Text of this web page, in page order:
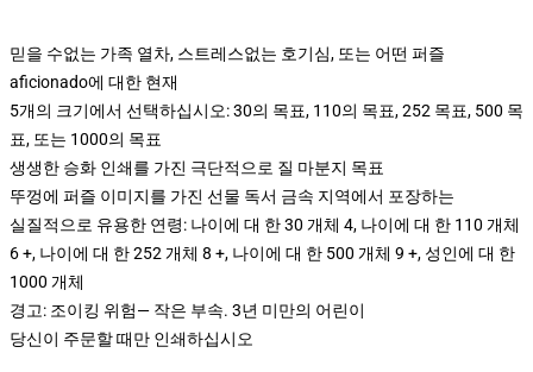
믿을 수없는 가족 열차, 스트레스없는 호기심, 또는 어떤 퍼즐
aficionado에 대한 현재
5개의 크기에서 선택하십시오: 30의 목표, 110의 목표, 252 목표, 500 목
표, 또는 1000의 목표
생생한 승화 인쇄를 가진 극단적으로 질 마분지 목표
뚜껑에 퍼즐 이미지를 가진 선물 독서 금속 지역에서 포장하는
실질적으로 유용한 연령: 나이에 대 한 30 개체 4, 나이에 대 한 110 개체
6 +, 나이에 대 한 252 개체 8 +, 나이에 대 한 500 개체 9 +, 성인에 대 한
1000 개체
경고: 조이킹 위험— 작은 부속. 3년 미만의 어린이
당신이 주문할 때만 인쇄하십시오